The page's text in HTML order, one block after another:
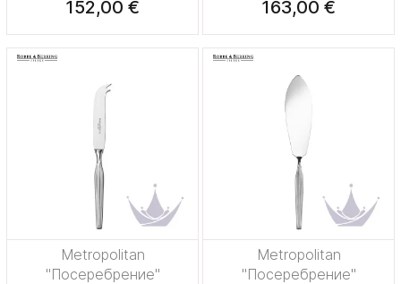
152,00 € 163,00 €
Metropolitan
"Посеребрение"
Metropolitan
"Посеребрение"